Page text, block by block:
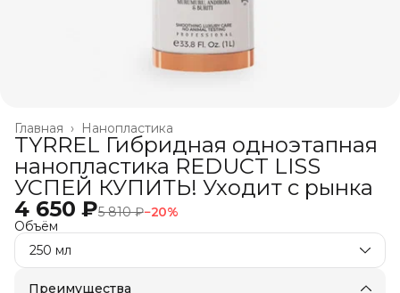
Нанопластика
Главная ›
TYRREL Гибридная одноэтапная
нанопластика REDUCT LISS
УСПЕЙ КУПИТЬ! Уходит с рынка
4 650 ₽5 810 ₽−20%
Объём
250 мл
Преимущества